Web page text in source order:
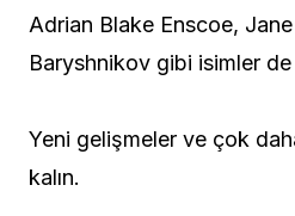
Adrian Blake Enscoe,
Baryshnikov gibi isimler
Yeni gelişmeler ve çok
kalın.